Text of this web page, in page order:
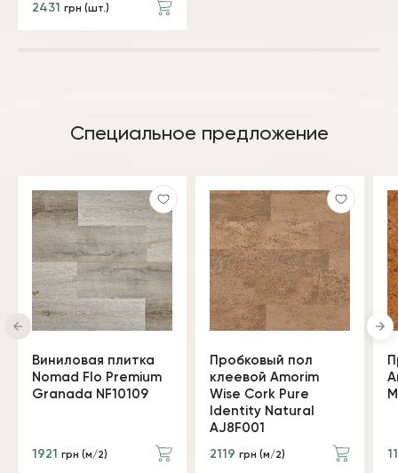
2431 грн (шт.)
Специальное предложение
Виниловая плитка
Nomad Flo Premium
Granada NF10109
1921 грн (м/2)
Пробковый пол
клеевой Amorim
Wise Cork Pure
Identity Natural
AJ8F001
2119 грн (м/2)